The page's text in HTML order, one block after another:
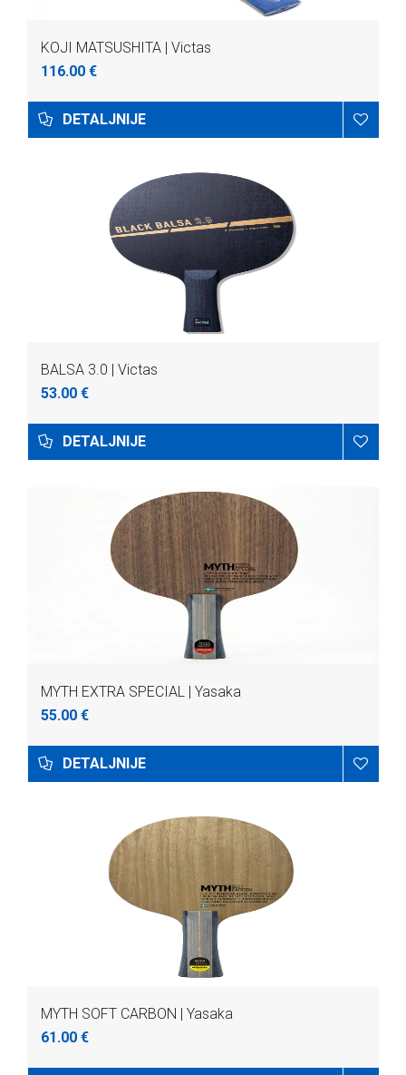
KOJI MATSUSHITA | Victas
116.00 €
DETALJNIJE
BALSA 3.0 | Victas
53.00 €
DETALJNIJE
MYTH EXTRA SPECIAL | Yasaka
55.00 €
DETALJNIJE
MYTH SOFT CARBON | Yasaka
61.00 €